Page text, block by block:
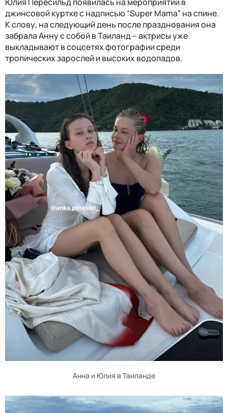
джинсовой куртке с надписью “Super Mama” на спине.
К слову, на следующий день после празднования она
забрала Анну с собой в Таиланд – актрисы уже
выкладывают в соцсетях фотографии среди
тропических зарослей и высоких водопадов.
Анна и Юлия в Таиланде